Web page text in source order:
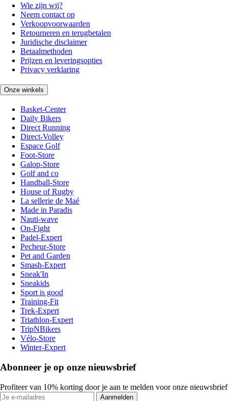
Wie zijn wij?
Neem contact op
Verkoopvoorwaarden
Retourneren en terugbetalen
Juridische disclaimer
Betaalmethoden
Prijzen en leveringsopties
Privacy verklaring
Onze winkels
Basket-Center
Daily Bikers
Direct Running
Direct-Volley
Espace Golf
Foot-Store
Galop-Store
Golf and co
Handball-Store
House of Rugby
La sellerie de Maé
Made in Paradis
Nauti-wave
On-Fight
Padel-Expert
Pecheur-Store
Pet and Garden
Smash-Expert
Sneak'In
Sneakids
Sport is good
Training-Fit
Trek-Expert
Triathlon-Expert
TripNBikers
Vélo-Store
Winter-Expert
Abonneer je op onze nieuwsbrief
Profiteer van 10% korting door je aan te melden voor onze nieuwsbrief
Aanmelden